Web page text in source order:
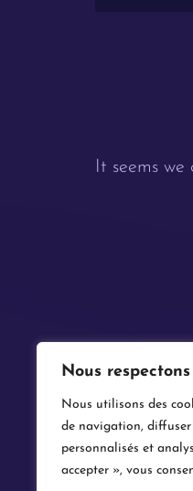
Nous
Nous utilisons des
de navigation, diffuser
personnalisés et
accepter », vous
It seems